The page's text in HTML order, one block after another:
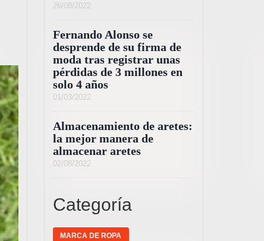
26/08/2022
Fernando Alonso se
desprende de su firma de
moda tras registrar unas
pérdidas de 3 millones en
solo 4 años
01/03/2022
Almacenamiento de aretes:
la mejor manera de
almacenar aretes
02/08/2022
Categoría
MARCA DE ROPA